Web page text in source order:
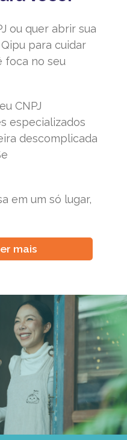
ou quer abrir sua
para cuidar
foca no seu
CNPJ
especializados
descomplicada
em um só lugar,
mais